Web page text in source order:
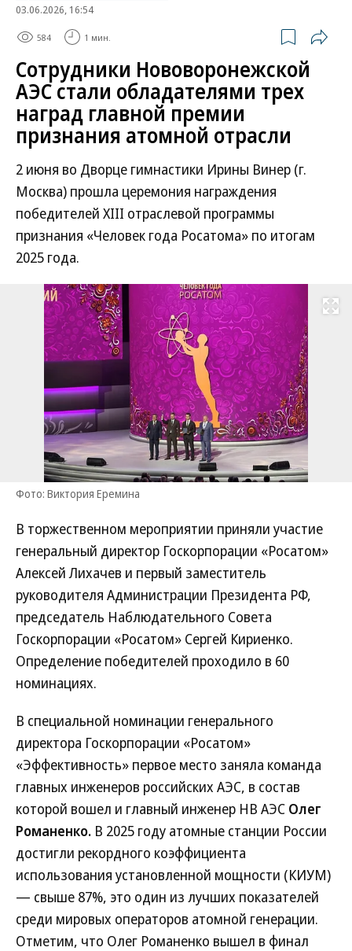
03.06.2026, 16:54
584 1 мин.
Сотрудники Нововоронежской
АЭС стали обладателями трех
наград главной премии
признания атомной отрасли
2 июня во Дворце гимнастики Ирины Винер (г.
Москва) прошла церемония награждения
победителей XIII отраслевой программы
признания «Человек года Росатома» по итогам
2025 года.
Развернуть
Фото: Виктория Еремина
В торжественном мероприятии приняли участие
генеральный директор Госкорпорации «Росатом»
Алексей Лихачев и первый заместитель
руководителя Администрации Президента РФ,
председатель Наблюдательного Совета
Госкорпорации «Росатом» Сергей Кириенко.
Определение победителей проходило в 60
номинациях.
В специальной номинации генерального
директора Госкорпорации «Росатом»
«Эффективность» первое место заняла команда
главных инженеров российских АЭС, в состав
которой вошел и главный инженер НВ АЭС Олег
Романенко. В 2025 году атомные станции России
достигли рекордного коэффициента
использования установленной мощности (КИУМ)
— свыше 87%, это один из лучших показателей
среди мировых операторов атомной генерации.
Отметим, что Олег Романенко вышел в финал